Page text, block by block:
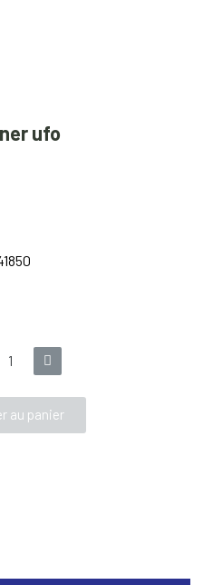
ufo
au panier